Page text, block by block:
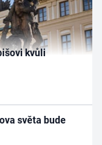
kvůli
světa bude